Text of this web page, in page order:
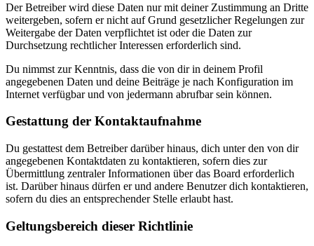
Der Betreiber wird diese Daten nur mit deiner Zustimmung an Dritte
weitergeben, sofern er nicht auf Grund gesetzlicher Regelungen zur
Weitergabe der Daten verpflichtet ist oder die Daten zur
Durchsetzung rechtlicher Interessen erforderlich sind.
Du nimmst zur Kenntnis, dass die von dir in deinem Profil
angegebenen Daten und deine Beiträge je nach Konfiguration im
Internet verfügbar und von jedermann abrufbar sein können.
Gestattung der Kontaktaufnahme
Du gestattest dem Betreiber darüber hinaus, dich unter den von dir
angegebenen Kontaktdaten zu kontaktieren, sofern dies zur
Übermittlung zentraler Informationen über das Board erforderlich
ist. Darüber hinaus dürfen er und andere Benutzer dich kontaktieren,
sofern du dies an entsprechender Stelle erlaubt hast.
Geltungsbereich dieser Richtlinie